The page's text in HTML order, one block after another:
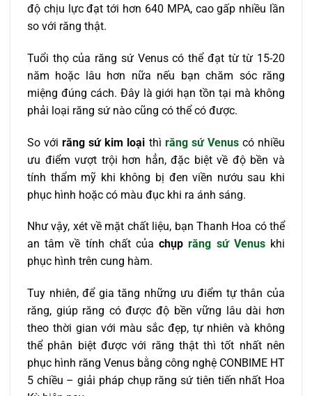
độ chịu lực đạt tới hơn 640 MPA, cao gấp nhiều lần
so với răng thật.
Tuổi thọ của răng sứ Venus có thể đạt từ từ 15-20
năm hoặc lâu hơn nữa nếu bạn chăm sóc răng
miệng đúng cách. Đây là giới hạn tồn tại mà không
phải loại răng sứ nào cũng có thể có được.
So vớirăng sứ kim loại thì răng sứ Venuscó nhiều
ưu điểm vượt trội hơn hẳn, đặc biệt về độ bền và
tính thẩm mỹ khi không bị đen viền nướu sau khi
phục hình hoặc có màu đục khi ra ánh sáng.
Như vậy, xét về mặt chất liệu, bạn Thanh Hoa có thể
an tâm về tính chất củachụprăng sứ Venuskhi
phục hình trên cung hàm.
Tuy nhiên, để gia tăng những ưu điểm tự thân của
răng, giúp răng có được độ bền vững lâu dài hơn
theo thời gian với màu sắc đẹp, tự nhiên và không
thể phân biệt được với răng thật thì tốt nhất nên
phục hình răng Venus bằng công nghệ CONBIME HT
5 chiều – giải pháp chụp răng sứ tiên tiến nhất Hoa